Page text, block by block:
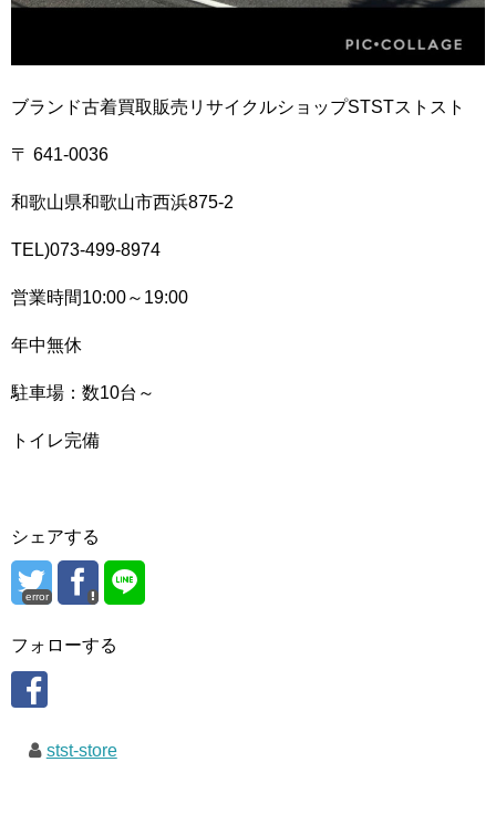
ブランド古着買取販売リサイクルショップSTSTストスト
〒 641-0036
和歌山県和歌山市西浜875-2
TEL)073-499-8974
営業時間10:00～19:00
年中無休
駐車場：数10台～
トイレ完備
シェアする
error
フォローする
stst-store